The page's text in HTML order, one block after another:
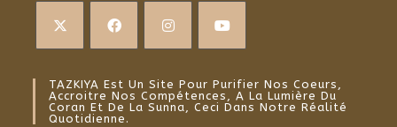
TAZKIYA Est Un Site Pour Purifier Nos Coeurs,
Accroitre Nos Compétences, A La Lumière Du
Coran Et De La Sunna, Ceci Dans Notre Réalité
Quotidienne.